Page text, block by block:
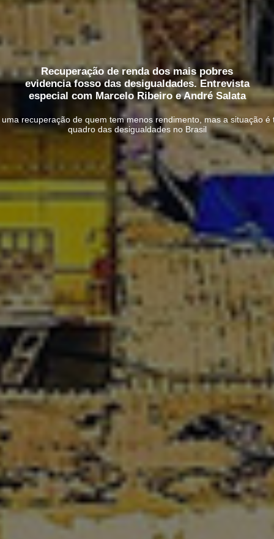
Recuperação de renda dos mais pobres
evidencia fosso das desigualdades. Entrevista
especial com Marcelo Ribeiro e André Salata
recuperação de quem tem menos rendimento, mas a situação
quadro das desigualdades no Brasil